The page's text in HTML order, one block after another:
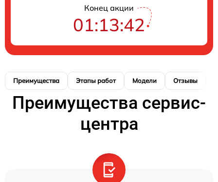
Конец акции
01:13:41
Преимущества Этапы работ Модели Отзывы
Преимущества сервис-
центра